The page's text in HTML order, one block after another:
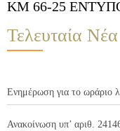
ΚΜ 66-25
Τελευταία Νέα
Ενημέρωση για το ωράριο
Ανακοίνωση υπ’ αριθ.